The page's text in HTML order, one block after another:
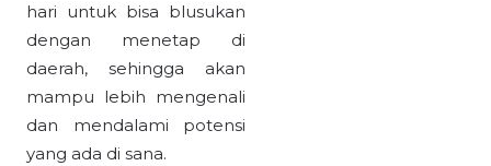
hari untuk bisa blusukan
dengan menetap di
daerah, sehingga akan
mampu lebih mengenali
dan mendalami potensi
yang ada di sana.